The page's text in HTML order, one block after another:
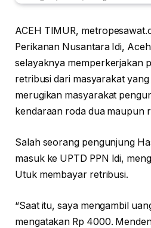
ACEH TIMUR,
Perikanan Nusantara Idi,
selayaknya memperkerjakan
retribusi dari masyarakat
merugikan masyarakat
kendaraan roda dua maupun
Salah seorang pengunjung
masuk ke UPTD PPN Idi,
Utuk membayar retribusi.
“Saat itu, saya mengambil
mengatakan Rp 4000.